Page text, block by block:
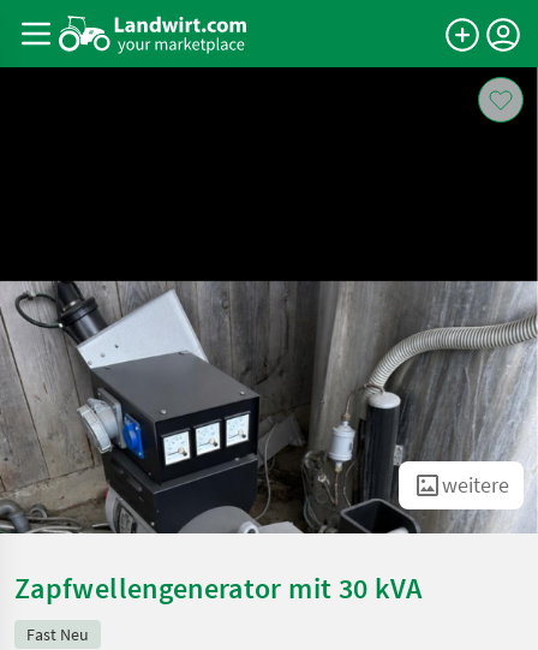
weitere
Zapfwellengenerator mit 30 kVA
Fast Neu